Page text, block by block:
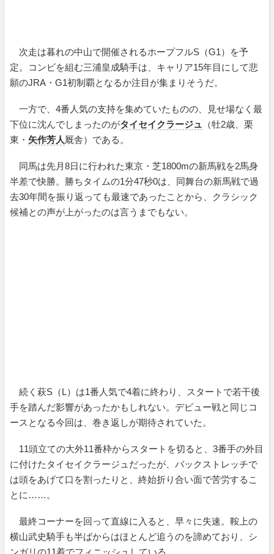
次走は暮れの中山で開催されるホープフルS（G1）を予
定。コンビを組む三浦皇成騎手は、キャリア15年目にして悲
願のJRA・G1初制覇となるか注目が集まりそうだ。
一方で、4番人気の支持を集めていたものの、見せ場なく最
下位に沈んでしまったのがタイセイクラージュ （牡2歳、栗
東・ 矢作芳人厩舎）である。
同馬は先月8日に行われた東京・芝1800mの新馬戦を2馬身
半差で快勝。勝ちタイムの1分47秒0は、同舞台の新馬戦で過
去30年間を振り返っても最速であったことから、クラシック
候補との声が上がったのは言うまでもない。
続く萩S（L）は1番人気で4着に終わり、スタートで若干後
手を踏んだ影響があったかもしれない。デビュー戦と同じコ
ースとなる今回は、巻き返しが期待されていた。
11頭立ての大外11番枠からスタートを切ると、3番手の外目
に付けたタイセイクラージュだったが、バックストレッチで
は頭をあげて口を割ったりと、終始折り合い面で苦労するこ
とに……。
最終コーナーを回って直線に入ると、早々に失速。鞍上の
横山武史騎手も半ばからはほとんど追うのを諦めており、シ
ンガリの11着でフィニッシュしている。